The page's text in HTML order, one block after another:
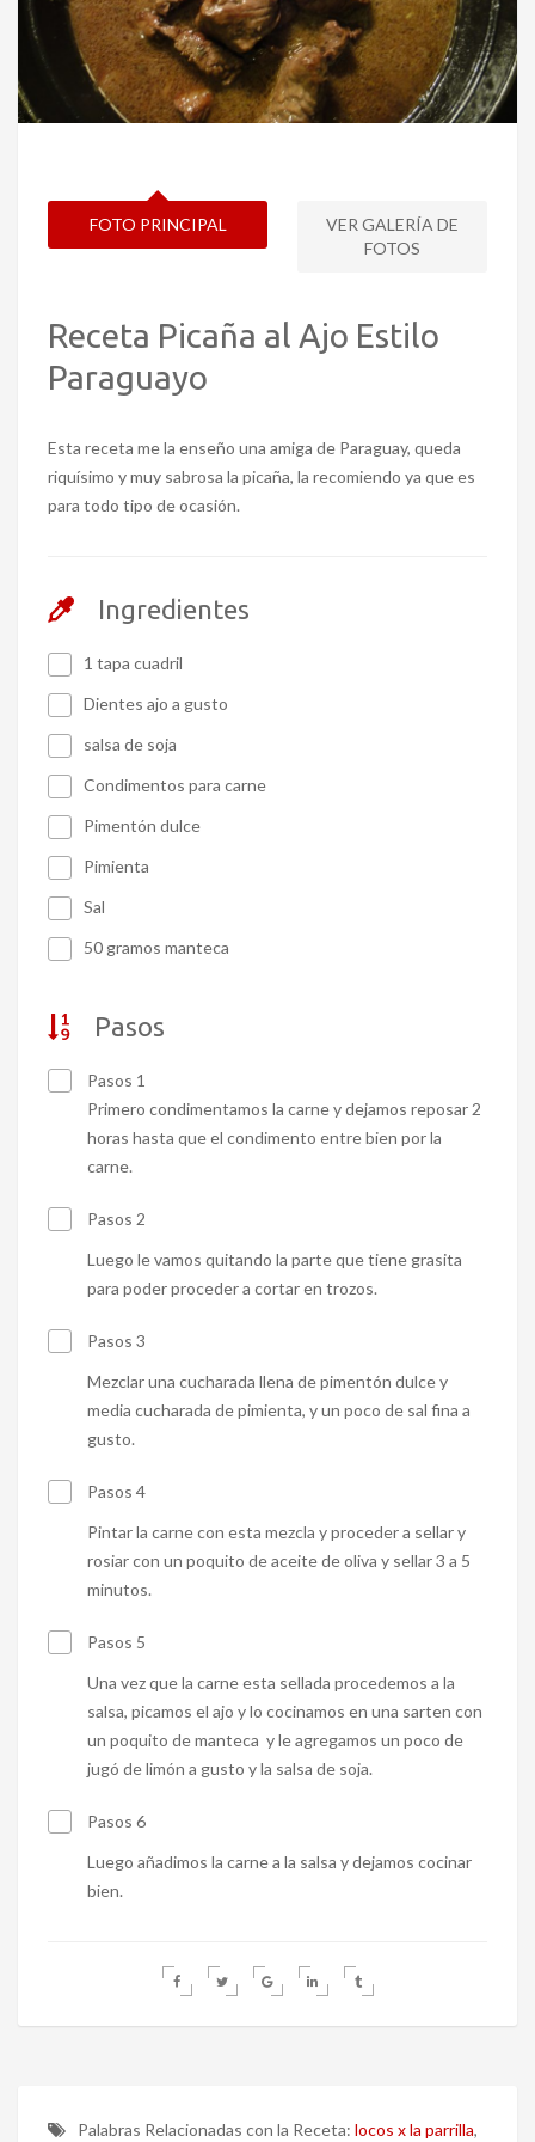
FOTO PRINCIPAL
VER GALERÍA DE
FOTOS
Receta Picaña al Ajo Estilo
Paraguayo
Esta receta me la enseño una amiga de Paraguay, queda
riquísimo y muy sabrosa la picaña, la recomiendo ya que es
para todo tipo de ocasión.
Ingredientes
1 tapa cuadril
Dientes ajo a gusto
salsa de soja
Condimentos para carne
Pimentón dulce
Pimienta
Sal
50 gramos manteca
Pasos
Pasos 1
Primero condimentamos la carne y dejamos reposar 2
horas hasta que el condimento entre bien por la
carne.
Pasos 2
Luego le vamos quitando la parte que tiene grasita
para poder proceder a cortar en trozos.
Pasos 3
Mezclar una cucharada llena de pimentón dulce y
media cucharada de pimienta, y un poco de sal fina a
gusto.
Pasos 4
Pintar la carne con esta mezcla y proceder a sellar y
rosiar con un poquito de aceite de oliva y sellar 3 a 5
minutos.
Pasos 5
Una vez que la carne esta sellada procedemos a la
salsa, picamos el ajo y lo cocinamos en una sarten con
un poquito de manteca y le agregamos un poco de
jugó de limón a gusto y la salsa de soja.
Pasos 6
Luego añadimos la carne a la salsa y dejamos cocinar
bien.
Palabras Relacionadas con la Receta: locos x la parrilla,